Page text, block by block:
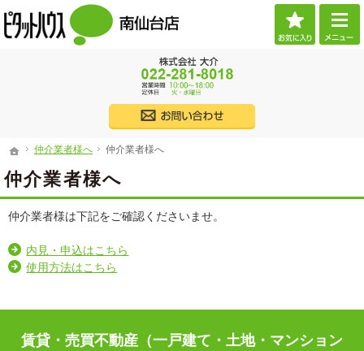
ホーム
仲介業者様へ 仲介業者様へ
仲介業者様へ
ご希望に沿ったお部屋探し。宮城県仙台市の賃貸・不動産なら当社へお任せください。
宮城県仙台市の賃貸・不動産・売買なら物件情報が豊富なピタットハウス南仙台店
仲介業者様は下記をご確認くださいませ。
内見・申込はこちら
使用方法はこちら
お気に
仲介業者様へ
賃貸・売買不動産（一戸建て・土地・マンション